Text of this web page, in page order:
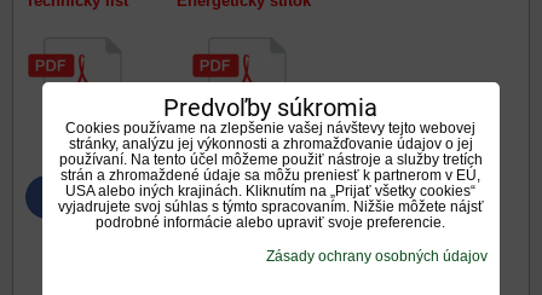
FacebookTwitter BlueskyPinterestReddit LinkedInWhatsApp
E-
mail
Doplnkové informácie
Predvoľby súkromia
Cookies používame na zlepšenie vašej návštevy tejto webovej
stránky, analýzu jej výkonnosti a zhromažďovanie údajov o jej
používaní. Na tento účel môžeme použiť nástroje a služby tretích
strán a zhromaždené údaje sa môžu preniesť k partnerom v EÚ,
USA alebo iných krajinách. Kliknutím na „Prijať všetky cookies“
vyjadrujete svoj súhlas s týmto spracovaním. Nižšie môžete nájsť
podrobné informácie alebo upraviť svoje preferencie.
Zásady ochrany osobných údajov